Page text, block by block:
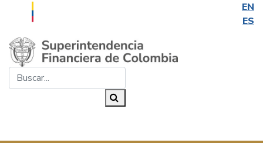
EN
ES
Saltar al contenido principal